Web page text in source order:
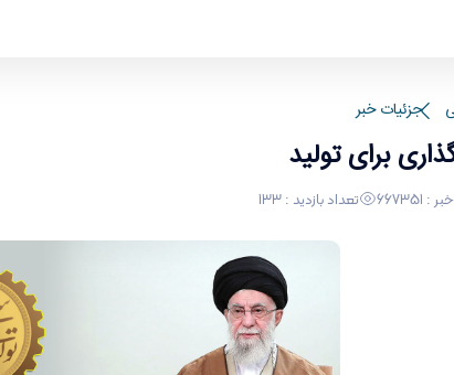
جزئیات خبر
برای تولید
667351 تعداد بازدید : 133